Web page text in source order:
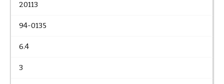
20113
94-0135
6.4
3